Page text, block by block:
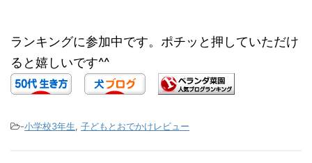
ランキングに参加中です。ポチッと押していただけ
ると嬉しいです^^
-小学校3年生, 子どもとおでかけレビュー